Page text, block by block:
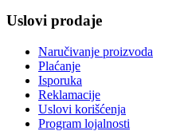
Uslovi prodaje
Naručivanje proizvoda
Plaćanje
Isporuka
Reklamacije
Uslovi korišćenja
Program lojalnosti